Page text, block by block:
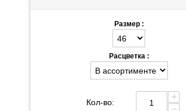
Размер :
Расцветка :
Кол-во:
+
−